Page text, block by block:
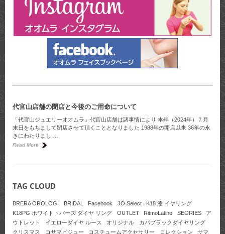
代官山店舗の閉店と今後のご用命について
「代官山ジュエリーオオムラ」代官山店舗は諸事情により 本年（2024年）７月
末日をもちまして閉店させて頂くこととなりました 1988年の開店以来 36年の永
きにわたりまし …
Read More
TAG CLOUD
BRERA OROLOGI BRIDAL Facebook JO Select
K18 漆 イヤリング
K18PG ホワイトトパーズ ダイヤ リング
OUTLET RitmoLatino SEGRIES
ア
ウトレット
イエローダイヤ ルース オリジナル
カバブラックダイヤリング
クリスマス
コサマビジュー コスチュームアクセサリー コレクション
サマ